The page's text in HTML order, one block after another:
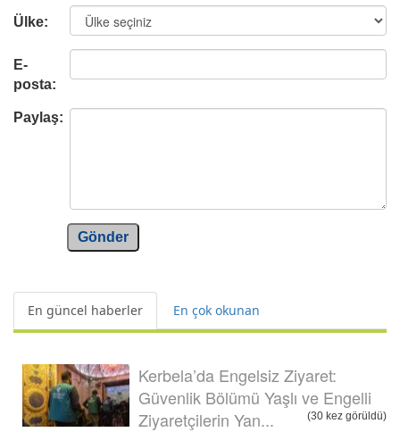
Ülke:
E-
posta:
Paylaş:
Gönder
En güncel haberler En çok okunan
Kerbela’da Engelsiz Ziyaret:
Güvenlik Bölümü Yaşlı ve Engelli
Ziyaretçilerin Yan...
(30 kez görüldü)